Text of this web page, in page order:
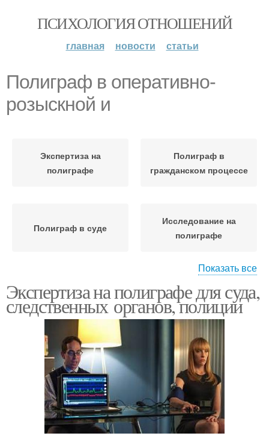
ПСИХОЛОГИЯ ОТНОШЕНИЙ
главная новости статьи
Полиграф в оперативно-
розыскной и
Экспертиза на
полиграфе
Полиграф в
гражданском процессе
Полиграф в суде
Исследование на
полиграфе
Проверки на полиграфе
Показать все
Экспертиза на полиграфе для суда,
следственных органов, полиции